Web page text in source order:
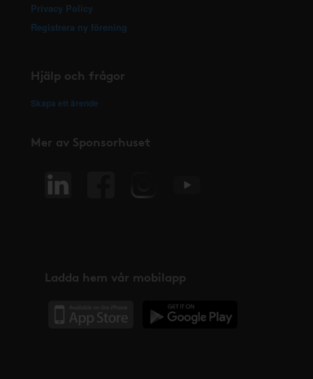
Privacy Policy
Registrera ny förening
Hjälp och frågor
Skapa ett ärende
Mer av Sponsorhuset
Ladda hem vår mobilapp